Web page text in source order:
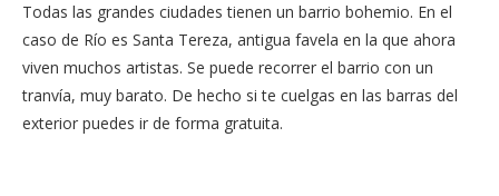
Todas las grandes ciudades tienen un barrio bohemio. En el
caso de Río es Santa Tereza, antigua favela en la que ahora
viven muchos artistas. Se puede recorrer el barrio con un
tranvía, muy barato. De hecho si te cuelgas en las barras del
exterior puedes ir de forma gratuita.